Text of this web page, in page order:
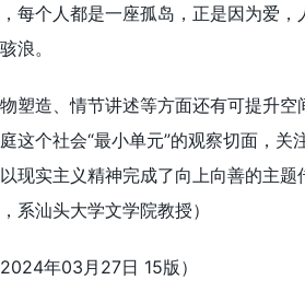
每个人都是一座孤岛，正是因为爱
浪。
塑造、情节讲述等方面还有可提升
这个社会“最小单元”的观察切面，
现实主义精神完成了向上向善的主题
系汕头大学文学院教授）
年03月27日 15版）